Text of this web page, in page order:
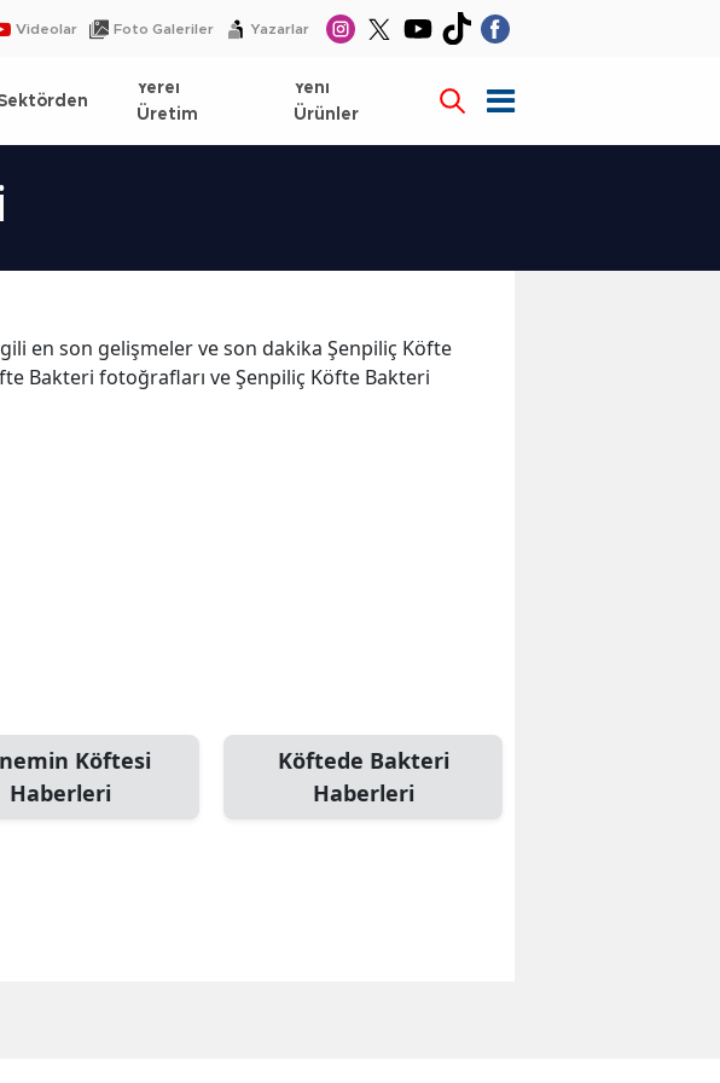
Videolar Foto Galeriler Yazarlar
Yerel
Üretim
Yeni
Ürünler
en son gelişmeler ve son dakika Şenpiliç Köfte
Bakteri fotoğrafları ve Şenpiliç Köfte Bakteri
Köftesi
Haberleri
Köftede Bakteri
Haberleri